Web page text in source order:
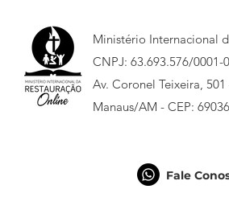
Ministério Internacional
CNPJ: 63.693.576/0001-
Av. Coronel Teixeira,
Manaus/AM - CEP:
Fale